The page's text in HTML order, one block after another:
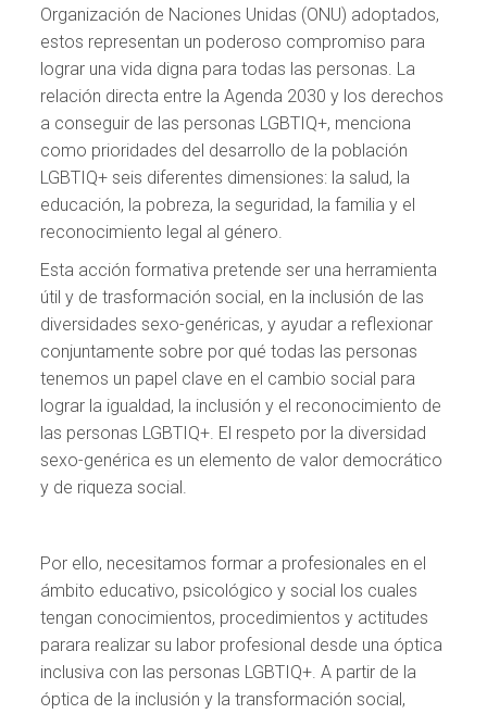
Organización de Naciones Unidas (ONU) adoptados,
estos representan un poderoso compromiso para
lograr una vida digna para todas las personas. La
relación directa entre la Agenda 2030 y los derechos
a conseguir de las personas LGBTIQ+, menciona
como prioridades del desarrollo de la población
LGBTIQ+ seis diferentes dimensiones: la salud, la
educación, la pobreza, la seguridad, la familia y el
reconocimiento legal al género.
Esta acción formativa pretende ser una herramienta
útil y de trasformación social, en la inclusión de las
diversidades sexo-genéricas, y ayudar a reflexionar
conjuntamente sobre por qué todas las personas
tenemos un papel clave en el cambio social para
lograr la igualdad, la inclusión y el reconocimiento de
las personas LGBTIQ+. El respeto por la diversidad
sexo-genérica es un elemento de valor democrático
y de riqueza social.
Por ello, necesitamos formar a profesionales en el
ámbito educativo, psicológico y social los cuales
tengan conocimientos, procedimientos y actitudes
parara realizar su labor profesional desde una óptica
inclusiva con las personas LGBTIQ+. A partir de la
óptica de la inclusión y la transformación social,